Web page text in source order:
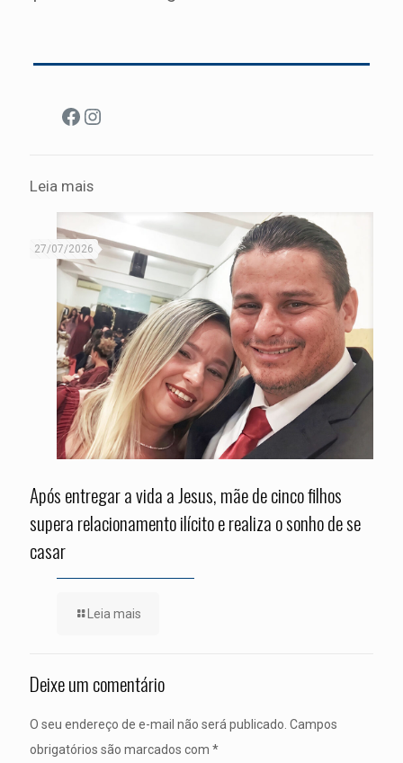
Facebook
Instagram
Leia mais
27/07/2026
Após entregar a vida a Jesus, mãe de cinco filhos
supera relacionamento ilícito e realiza o sonho de se
casar
Leia mais
Deixe um comentário
O seu endereço de e-mail não será publicado. Campos
obrigatórios são marcados com *